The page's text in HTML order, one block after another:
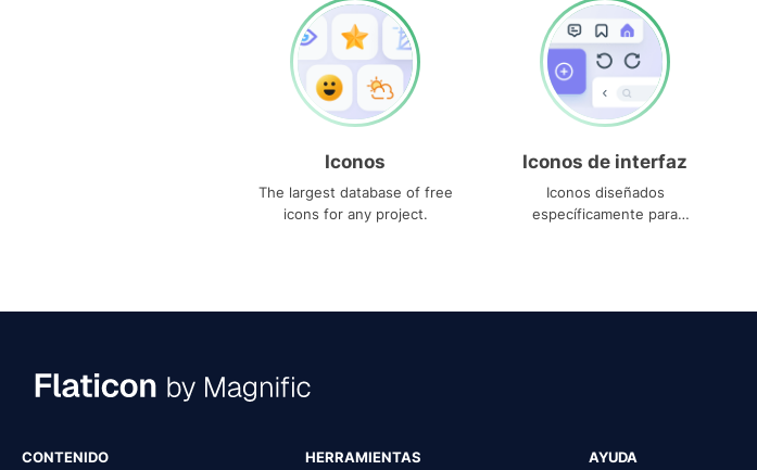
Iconos
The largest database of free
icons for any project.
Iconos de interfaz
Iconos diseñados
específicamente para
CONTENIDO HERRAMIENTAS AYUDA